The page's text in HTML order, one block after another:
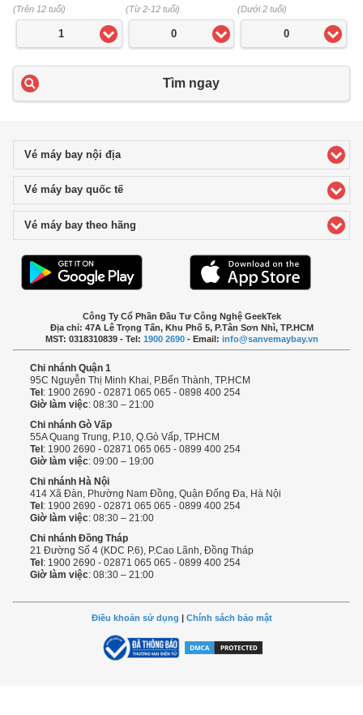
(Trên 12 tuổi)
1
(Từ 2-12 tuổi)
0
(Dưới 2 tuổi)
0
Tìm ngay
Vé máy bay nội địaclick to expand contents
Vé máy bay quốc tếclick to expand contents
Vé máy bay theo hãng
Công Ty Cổ Phần Đầu Tư Công Nghệ GeekTek
Địa chỉ: 47A Lê Trọng Tấn, Khu Phố 5, P.Tân Sơn Nhì, TP.HCM
MST: 0318310839 - Tel: 1900 2690- Email: info@sanvemaybay.vn
Chi nhánh Quận 1
95C Nguyễn Thị Minh Khai, P.Bến Thành, TP.HCM
Tel : 1900 2690 - 02871 065 065 - 0898 400 254
Giờ làm việc: 08:30 – 21:00
Chi nhánh Gò Vấp
55A Quang Trung, P.10, Q.Gò Vấp, TP.HCM
Tel : 1900 2690 - 02871 065 065 - 0899 400 254
Giờ làm việc: 09:00 – 19:00
Chi nhánh Hà Nội
414 Xã Đàn, Phường Nam Đồng, Quận Đống Đa, Hà Nội
Tel : 1900 2690 - 02871 065 065 - 0899 400 254
Giờ làm việc: 08:30 – 21:00
Chi nhánh Đồng Tháp
21 Đường Số 4 (KDC P.6), P.Cao Lãnh, Đồng Tháp
Tel : 1900 2690 - 02871 065 065 - 0899 400 254
Giờ làm việc: 08:30 – 21:00
Điều khoản sử dụng | Chính sách bảo mật